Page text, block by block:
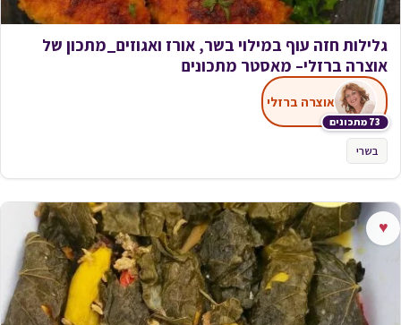
גלילות חזה עוף במילוי בשר, אורז ואגוזים_מתכון של
אוצרה ברזלי– מאסטר מתכונים
73 מתכונים
אוצרה ברזלי
בשרי
♥